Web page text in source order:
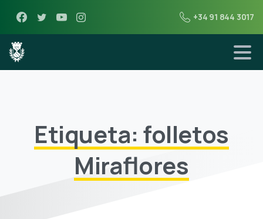
+34 91 844 3017
Etiqueta: folletos
Miraflores